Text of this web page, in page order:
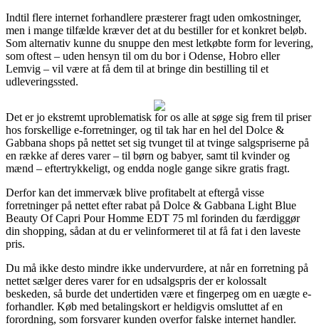
Indtil flere internet forhandlere præsterer fragt uden omkostninger,
men i mange tilfælde kræver det at du bestiller for et konkret beløb.
Som alternativ kunne du snuppe den mest letkøbte form for levering,
som oftest – uden hensyn til om du bor i Odense, Hobro eller
Lemvig – vil være at få dem til at bringe din bestilling til et
udleveringssted.
Det er jo ekstremt uproblematisk for os alle at søge sig frem til priser
hos forskellige e-forretninger, og til tak har en hel del Dolce &
Gabbana shops på nettet set sig tvunget til at tvinge salgspriserne på
en række af deres varer – til børn og babyer, samt til kvinder og
mænd – eftertrykkeligt, og endda nogle gange sikre gratis fragt.
Derfor kan det immervæk blive profitabelt at eftergå visse
forretninger på nettet efter rabat på Dolce & Gabbana Light Blue
Beauty Of Capri Pour Homme EDT 75 ml forinden du færdiggør
din shopping, sådan at du er velinformeret til at få fat i den laveste
pris.
Du må ikke desto mindre ikke undervurdere, at når en forretning på
nettet sælger deres varer for en udsalgspris der er kolossalt
beskeden, så burde det undertiden være et fingerpeg om en uægte e-
forhandler. Køb med betalingskort er heldigvis omsluttet af en
forordning, som forsvarer kunden overfor falske internet handler.